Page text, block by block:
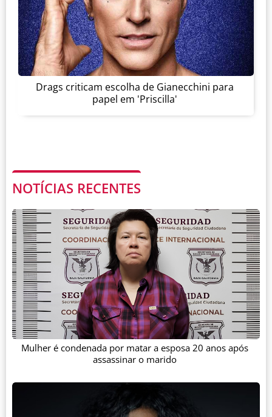
Drags criticam escolha de Gianecchini para
papel em 'Priscilla'
NOTÍCIAS RECENTES
Mulher é condenada por matar a esposa 20 anos após
assassinar o marido